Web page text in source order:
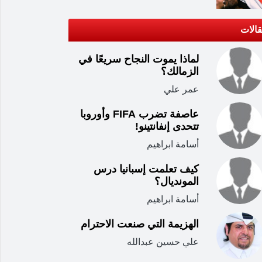
لماذا يموت النجاح سريعًا في
الزمالك؟
عمر علي
عاصفة تضرب FIFA وأوروبا
تتحدى إنفانتينو!
أسامة ابراهيم
كيف تعلمت إسبانيا درس
المونديال؟
أسامة ابراهيم
الهزيمة التي صنعت الاحترام
علي حسين عبدالله